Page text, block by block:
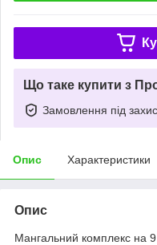
Що таке купити з
Замовлення під
Опис Характеристики
Опис
Мангальний комплекс на